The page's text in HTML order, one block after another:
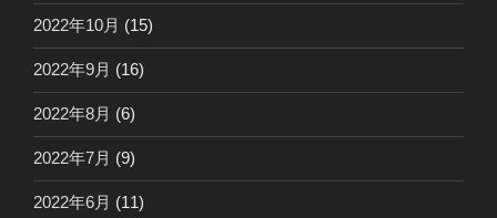
2022年10月 (15)
2022年9月 (16)
2022年8月 (6)
2022年7月 (9)
2022年6月 (11)